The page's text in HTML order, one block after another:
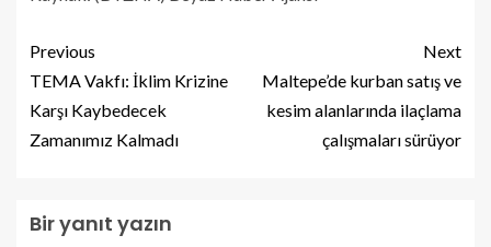
Previous
TEMA Vakfı: İklim Krizine
Karşı Kaybedecek
Zamanımız Kalmadı
Next
Maltepe’de kurban satış ve
kesim alanlarında ilaçlama
çalışmaları sürüyor
Bir yanıt yazın